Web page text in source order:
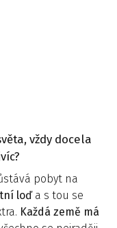
vždy docela
pobyt na
loďa s tou se
Každá země má